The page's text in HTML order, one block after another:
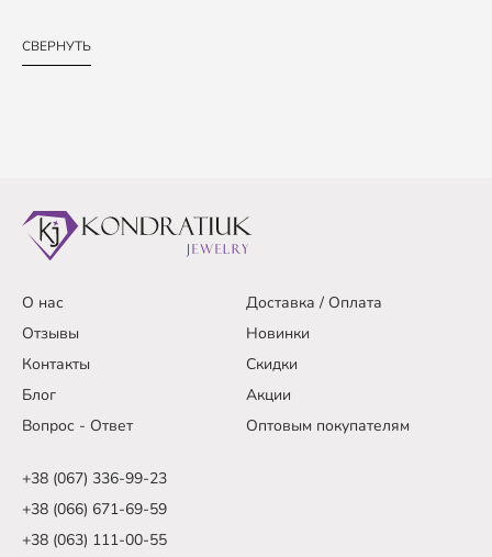
СВЕРНУТЬ
О нас
Доставка / Оплата
Отзывы
Новинки
Контакты
Скидки
Блог
Акции
Вопрос - Ответ
Оптовым покупателям
+38 (067) 336-99-23
+38 (066) 671-69-59
+38 (063) 111-00-55